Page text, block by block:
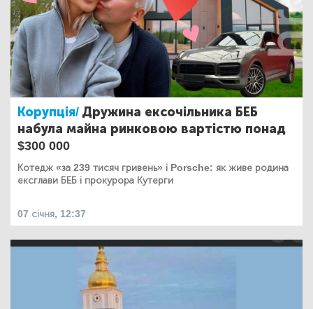
Корупція/ Дружина ексочільника БЕБ
набула майна ринковою вартістю понад
$300 000
Котедж «за 239 тисяч гривень» і Porsche: як живе родина
ексглави БЕБ і прокурора Кутерги
07 січня, 12:37